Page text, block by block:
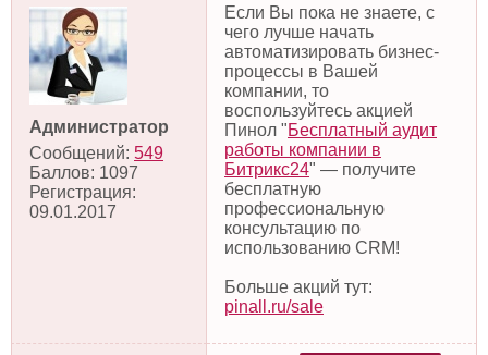
Администратор
Сообщений: 549
Баллов: 1097
Регистрация:
09.01.2017
Если Вы пока не знаете, с
чего лучше начать
автоматизировать бизнес-
процессы в Вашей
компании, то
воспользуйтесь акцией
Пинол "Бесплатный аудит
работы компании в
Битрикс24" — получите
бесплатную
профессиональную
консультацию по
использованию CRM!
Больше акций тут:
pinall.ru/sale